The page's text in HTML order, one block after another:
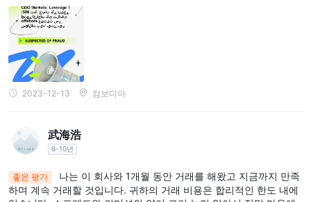
2023-12-13 캄보디아
武海浩
6-10년
좋은 평가
나는 이 회사와 1개월 동안 거래를 해왔고 지금까지 만족
하며 계속 거래할 것입니다. 귀하의 거래 비용은 합리적인 한도 내에